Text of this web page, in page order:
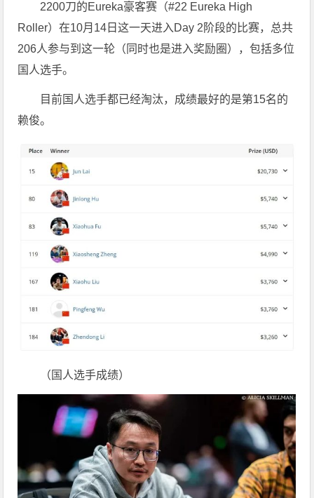
2200刀的Eureka豪客赛（#22 Eureka High
Roller）在10月14日这一天进入Day 2阶段的比赛，总共
206人参与到这一轮（同时也是进入奖励圈），包括多位
国人选手。
目前国人选手都已经淘汰，成绩最好的是第15名的
赖俊。
（国人选手成绩）